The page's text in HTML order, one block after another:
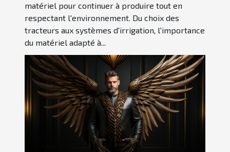
matériel pour continuer à produire tout en
respectant l'environnement. Du choix des
tracteurs aux systèmes d'irrigation, l'importance
du matériel adapté à...